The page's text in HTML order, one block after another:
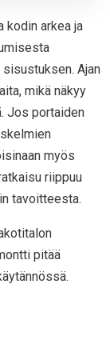
kodin arkea ja
Ajan
mikä näkyy
Jos portaiden
myös
riippuu
tavoitteesta.
pitää